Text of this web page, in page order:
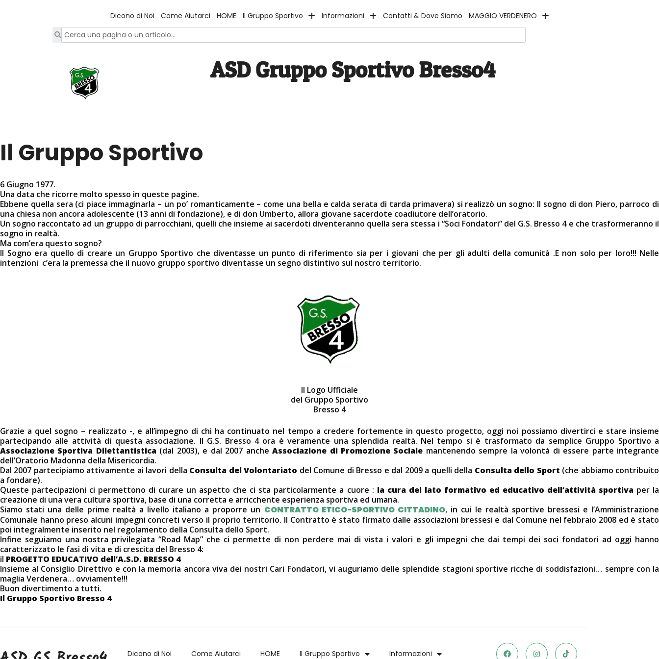
Dicono di Noi Come Aiutarci HOME Il Gruppo Sportivo Informazioni Contatti & Dove Siamo MAGGIO VERDENERO
ASD Gruppo Sportivo Bresso4
Il Gruppo Sportivo
6 Giugno 1977.
Una data che ricorre molto spesso in queste pagine.
Ebbene quella sera (ci piace immaginarla – un po’ romanticamente – come una bella e calda serata di tarda primavera) si realizzò un sogno: Il sogno di don Piero, parroco di
una chiesa non ancora adolescente (13 anni di fondazione), e di don Umberto, allora giovane sacerdote coadiutore dell’oratorio.
Un sogno raccontato ad un gruppo di parrocchiani, quelli che insieme ai sacerdoti diventeranno quella sera stessa i “Soci Fondatori” del G.S. Bresso 4 e che trasformeranno il
sogno in realtà.
Ma com’era questo sogno?
Il Sogno era quello di creare un Gruppo Sportivo che diventasse un punto di riferimento sia per i giovani che per gli adulti della comunità .E non solo per loro!!! Nelle
intenzioni c’era la premessa che il nuovo gruppo sportivo diventasse un segno distintivo sul nostro territorio.
Il Logo Ufficiale
del Gruppo Sportivo
Bresso 4
Grazie a quel sogno – realizzato -, e all’impegno di chi ha continuato nel tempo a credere fortemente in questo progetto, oggi noi possiamo divertirci e stare insieme
partecipando alle attività di questa associazione. Il G.S. Bresso 4 ora è veramente una splendida realtà. Nel tempo si è trasformato da semplice Gruppo Sportivo a
Associazione Sportiva Dilettantistica(dal 2003), e dal 2007 ancheAssociazione di Promozione Sociale mantenendo sempre la volontà di essere parte integrante
dell’Oratorio Madonna della Misericordia.
Dal 2007 partecipiamo attivamente ai lavori della Consulta del Volontariato del Comune di Bresso e dal 2009 a quelli della Consulta dello Sport (che abbiamo contribuito
a fondare).
Queste partecipazioni ci permettono di curare un aspetto che ci sta particolarmente a cuore : la cura del lato formativo ed educativo dell’attività sportivaper la
creazione di una vera cultura sportiva, base di una corretta e arricchente esperienza sportiva ed umana.
Siamo stati una delle prime realtà a livello italiano a proporre un CONTRATTO ETICO-SPORTIVO CITTADINO, in cui le realtà sportive bressesi e l’Amministrazione
Comunale hanno preso alcuni impegni concreti verso il proprio territorio. Il Contratto è stato firmato dalle associazioni bressesi e dal Comune nel febbraio 2008 ed è stato
poi integralmente inserito nel regolamento della Consulta dello Sport.
Infine seguiamo una nostra privilegiata “Road Map” che ci permette di non perdere mai di vista i valori e gli impegni che dai tempi dei soci fondatori ad oggi hanno
caratterizzato le fasi di vita e di crescita del Bresso 4:
il PROGETTO EDUCATIVO dell’A.S.D. BRESSO 4
Insieme al Consiglio Direttivo e con la memoria ancora viva dei nostri Cari Fondatori, vi auguriamo delle splendide stagioni sportive ricche di soddisfazioni… sempre con la
maglia Verdenera… ovviamente!!!
Buon divertimento a tutti.
Il Gruppo Sportivo Bresso 4
Dicono di Noi Come Aiutarci HOME Il Gruppo Sportivo Informazioni